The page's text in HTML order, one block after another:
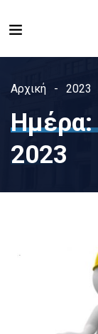
Αρχική 2023
Ημέρα:
2023